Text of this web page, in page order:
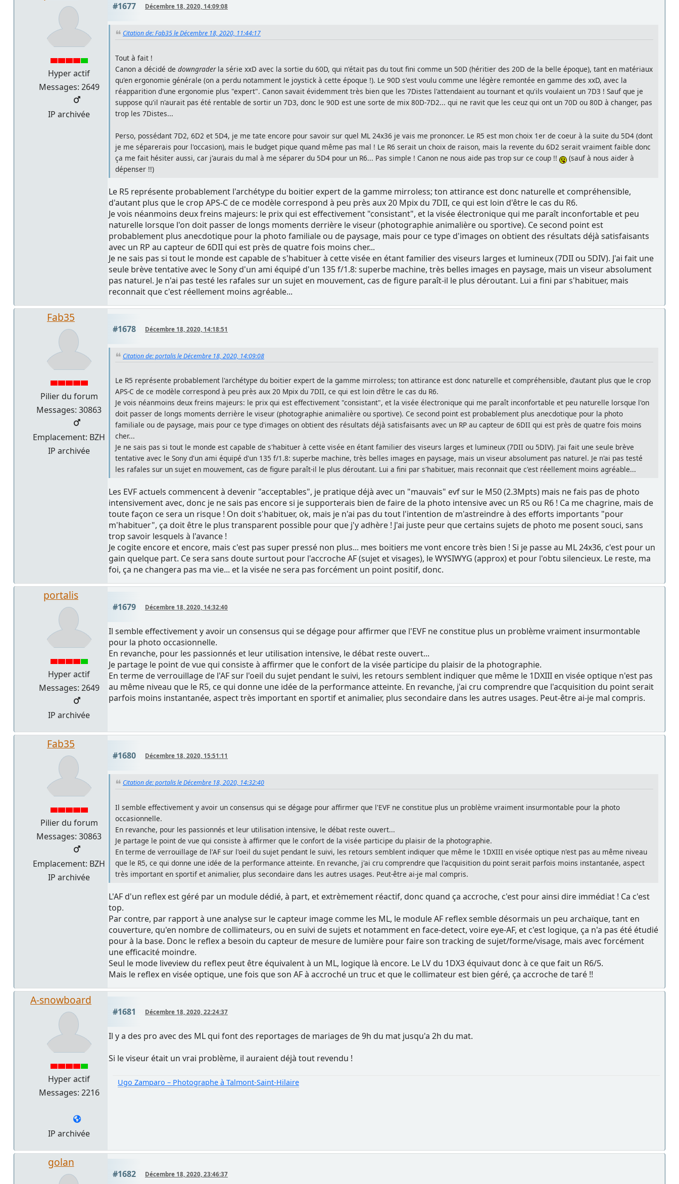
Hyper actif
Messages: 2649
IP archivée
#1677 Décembre 18, 2020, 14:09:08
Citation de: Fab35 le Décembre 18, 2020, 11:44:17
Tout à fait !
Canon a décidé de downgrader la série xxD avec la sortie du 60D, qui n'était pas du tout fini comme un 50D (héritier des 20D de la belle époque), tant en matériaux
qu'en ergonomie générale (on a perdu notamment le joystick à cette époque !). Le 90D s'est voulu comme une légère remontée en gamme des xxD, avec la
réapparition d'une ergonomie plus "expert". Canon savait évidemment très bien que les 7Distes l'attendaient au tournant et qu'ils voulaient un 7D3 ! Sauf que je
suppose qu'il n'aurait pas été rentable de sortir un 7D3, donc le 90D est une sorte de mix 80D-7D2... qui ne ravit que les ceuz qui ont un 70D ou 80D à changer, pas
trop les 7Distes...
Perso, possédant 7D2, 6D2 et 5D4, je me tate encore pour savoir sur quel ML 24x36 je vais me prononcer. Le R5 est mon choix 1er de coeur à la suite du 5D4 (dont
je me séparerais pour l'occasion), mais le budget pique quand même pas mal ! Le R6 serait un choix de raison, mais la revente du 6D2 serait vraiment faible donc
ça me fait hésiter aussi, car j'aurais du mal à me séparer du 5D4 pour un R6... Pas simple ! Canon ne nous aide pas trop sur ce coup !!
(sauf à nous aider à
dépenser !!)
Le R5 représente probablement l'archétype du boitier expert de la gamme mirroless; ton attirance est donc naturelle et compréhensible,
d'autant plus que le crop APS-C de ce modèle correspond à peu près aux 20 Mpix du 7DII, ce qui est loin d'être le cas du R6.
Je vois néanmoins deux freins majeurs: le prix qui est effectivement "consistant", et la visée électronique qui me paraît inconfortable et peu
naturelle lorsque l'on doit passer de longs moments derrière le viseur (photographie animalière ou sportive). Ce second point est
probablement plus anecdotique pour la photo familiale ou de paysage, mais pour ce type d'images on obtient des résultats déjà satisfaisants
avec un RP au capteur de 6DII qui est près de quatre fois moins cher...
Je ne sais pas si tout le monde est capable de s'habituer à cette visée en étant familier des viseurs larges et lumineux (7DII ou 5DIV). J'ai fait une
seule brève tentative avec le Sony d'un ami équipé d'un 135 f/1.8: superbe machine, très belles images en paysage, mais un viseur absolument
pas naturel. Je n'ai pas testé les rafales sur un sujet en mouvement, cas de figure paraît-il le plus déroutant. Lui a fini par s'habituer, mais
reconnait que c'est réellement moins agréable...
Fab35
Pilier du forum
Messages: 30863
Emplacement: BZH
IP archivée
#1678 Décembre 18, 2020, 14:18:51
Citation de: portalis le Décembre 18, 2020, 14:09:08
Le R5 représente probablement l'archétype du boitier expert de la gamme mirroless; ton attirance est donc naturelle et compréhensible, d'autant plus que le crop
APS-C de ce modèle correspond à peu près aux 20 Mpix du 7DII, ce qui est loin d'être le cas du R6.
Je vois néanmoins deux freins majeurs: le prix qui est effectivement "consistant", et la visée électronique qui me paraît inconfortable et peu naturelle lorsque l'on
doit passer de longs moments derrière le viseur (photographie animalière ou sportive). Ce second point est probablement plus anecdotique pour la photo
familiale ou de paysage, mais pour ce type d'images on obtient des résultats déjà satisfaisants avec un RP au capteur de 6DII qui est près de quatre fois moins
cher...
Je ne sais pas si tout le monde est capable de s'habituer à cette visée en étant familier des viseurs larges et lumineux (7DII ou 5DIV). J'ai fait une seule brève
tentative avec le Sony d'un ami équipé d'un 135 f/1.8: superbe machine, très belles images en paysage, mais un viseur absolument pas naturel. Je n'ai pas testé
les rafales sur un sujet en mouvement, cas de figure paraît-il le plus déroutant. Lui a fini par s'habituer, mais reconnait que c'est réellement moins agréable...
Les EVF actuels commencent à devenir "acceptables", je pratique déjà avec un "mauvais" evf sur le M50 (2.3Mpts) mais ne fais pas de photo
intensivement avec, donc je ne sais pas encore si je supporterais bien de faire de la photo intensive avec un R5 ou R6 ! Ca me chagrine, mais de
toute façon ce sera un risque ! On doit s'habituer, ok, mais je n'ai pas du tout l'intention de m'astreindre à des efforts importants "pour
m'habituer", ça doit être le plus transparent possible pour que j'y adhère ! J'ai juste peur que certains sujets de photo me posent souci, sans
trop savoir lesquels à l'avance !
Je cogite encore et encore, mais c'est pas super pressé non plus... mes boitiers me vont encore très bien ! Si je passe au ML 24x36, c'est pour un
gain quelque part. Ce sera sans doute surtout pour l'accroche AF (sujet et visages), le WYSIWYG (approx) et pour l'obtu silencieux. Le reste, ma
foi, ça ne changera pas ma vie... et la visée ne sera pas forcément un point positif, donc.
portalis
Hyper actif
Messages: 2649
IP archivée
#1679 Décembre 18, 2020, 14:32:40
Il semble effectivement y avoir un consensus qui se dégage pour affirmer que l'EVF ne constitue plus un problème vraiment insurmontable
pour la photo occasionnelle.
En revanche, pour les passionnés et leur utilisation intensive, le débat reste ouvert...
Je partage le point de vue qui consiste à affirmer que le confort de la visée participe du plaisir de la photographie.
En terme de verrouillage de l'AF sur l'oeil du sujet pendant le suivi, les retours semblent indiquer que même le 1DXIII en visée optique n'est pas
au même niveau que le R5, ce qui donne une idée de la performance atteinte. En revanche, j'ai cru comprendre que l'acquisition du point serait
parfois moins instantanée, aspect très important en sportif et animalier, plus secondaire dans les autres usages. Peut-être ai-je mal compris.
Fab35
Pilier du forum
Messages: 30863
Emplacement: BZH
IP archivée
#1680 Décembre 18, 2020, 15:51:11
Citation de: portalis le Décembre 18, 2020, 14:32:40
Il semble effectivement y avoir un consensus qui se dégage pour affirmer que l'EVF ne constitue plus un problème vraiment insurmontable pour la photo
occasionnelle.
En revanche, pour les passionnés et leur utilisation intensive, le débat reste ouvert...
Je partage le point de vue qui consiste à affirmer que le confort de la visée participe du plaisir de la photographie.
En terme de verrouillage de l'AF sur l'oeil du sujet pendant le suivi, les retours semblent indiquer que même le 1DXIII en visée optique n'est pas au même niveau
que le R5, ce qui donne une idée de la performance atteinte. En revanche, j'ai cru comprendre que l'acquisition du point serait parfois moins instantanée, aspect
très important en sportif et animalier, plus secondaire dans les autres usages. Peut-être ai-je mal compris.
L'AF d'un reflex est géré par un module dédié, à part, et extrèmement réactif, donc quand ça accroche, c'est pour ainsi dire immédiat ! Ca c'est
top.
Par contre, par rapport à une analyse sur le capteur image comme les ML, le module AF reflex semble désormais un peu archaïque, tant en
couverture, qu'en nombre de collimateurs, ou en suivi de sujets et notamment en face-detect, voire eye-AF, et c'est logique, ça n'a pas été étudié
pour à la base. Donc le reflex a besoin du capteur de mesure de lumière pour faire son tracking de sujet/forme/visage, mais avec forcément
une efficacité moindre.
Seul le mode liveview du reflex peut être équivalent à un ML, logique là encore. Le LV du 1DX3 équivaut donc à ce que fait un R6/5.
Mais le reflex en visée optique, une fois que son AF à accroché un truc et que le collimateur est bien géré, ça accroche de taré !!
A-snowboard
Hyper actif
Messages: 2216
IP archivée
#1681 Décembre 18, 2020, 22:24:37
Il y a des pro avec des ML qui font des reportages de mariages de 9h du mat jusqu'a 2h du mat.
Si le viseur était un vrai problème, il auraient déjà tout revendu !
Ugo Zamparo – Photographe à Talmont-Saint-Hilaire
golan
#1682 Décembre 18, 2020, 23:46:37